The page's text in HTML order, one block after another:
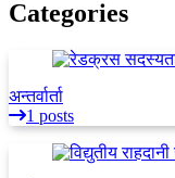
Categories
अन्तर्वार्ता
1 posts